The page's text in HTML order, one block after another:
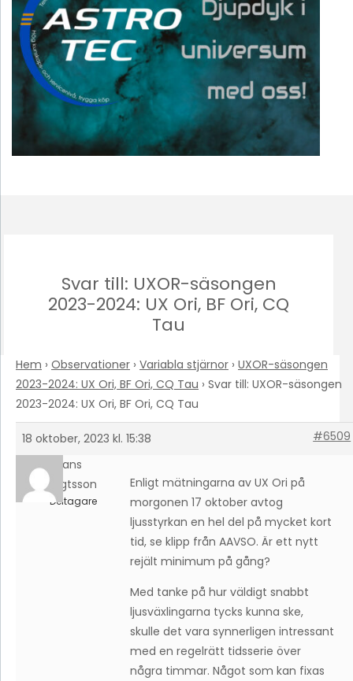
Svar till: UXOR-säsongen
2023-2024: UX Ori, BF Ori, CQ
Tau
Hem › Observationer › Variabla stjärnor › UXOR-säsongen
2023-2024: UX Ori, BF Ori, CQ Tau › Svar till: UXOR-säsongen
2023-2024: UX Ori, BF Ori, CQ Tau
18 oktober, 2023 kl. 15:38
#6509
Hans
Bengtsson
Deltagare
Enligt mätningarna av UX Ori på
morgonen 17 oktober avtog
ljusstyrkan en hel del på mycket kort
tid, se klipp från AAVSO. Är ett nytt
rejält minimum på gång?
Med tanke på hur väldigt snabbt
ljusväxlingarna tycks kunna ske,
skulle det vara synnerligen intressant
med en regelrätt tidsserie över
några timmar. Något som kan fixas